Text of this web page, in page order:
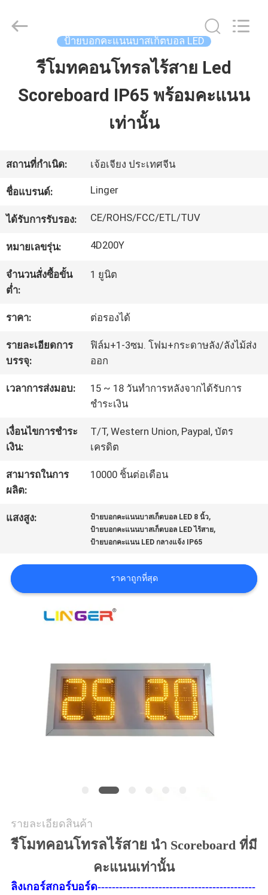
เกี่ยว
กับ
เรา
โรงงาน
คุณภาพ
เรา
ข่าว
ขอ
เสนอ
เว็บไซต์
PRIVACY
POLICY
Linger
Electronic
ป้ายบอกคะแนนบาสเก็ตบอล LED
รีโมทคอนโทรลไร้สาย Led
Scoreboard IP65 พร้อมคะแนน
เท่านั้น
สถานที่กำเนิด: เจ้อเจียง ประเทศจีน
ชื่อแบรนด์: Linger
ได้รับการรับรอง: CE/ROHS/FCC/ETL/TUV
หมายเลขรุ่น: 4D200Y
จำนวนสั่งซื้อขั้น
ต่ำ:
1 ยูนิต
ราคา: ต่อรองได้
รายละเอียดการ
บรรจุ:
ฟิล์ม+1-3ซม. โฟม+กระดาษลัง/ลังไม้ส่ง
ออก
เวลาการส่งมอบ:
15 ~ 18 วันทำการหลังจากได้รับการ
ชำระเงิน
เงื่อนไขการชำระ
เงิน:
T/T, Western Union, Paypal, บัตร
เครดิต
สามารถในการ
ผลิต:
10000 ชิ้นต่อเดือน
แสงสูง: ป้ายบอกคะแนนบาสเก็ตบอล LED 8 นิ้ว,
ป้ายบอกคะแนนบาสเก็ตบอล LED ไร้สาย,
ป้ายบอกคะแนน LED กลางแจ้ง IP65
ราคาถูกที่สุด
รายละเอียดสินค้า
รีโมทคอนโทรลไร้สาย นำ Scoreboard ที่มี
คะแนนเท่านั้น
ลิงเกอร์สกอร์บอร์ด--------------------------------------------